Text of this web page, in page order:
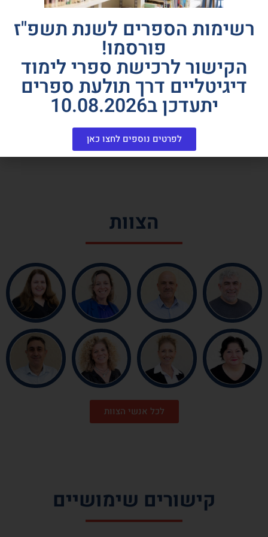
הצוות
לכל אנשי הצוות
קישורים שימושיים
רשימות הספרים לשנת תשפ"ז
פורסמו!
הקישור לרכישת ספרי לימוד
דיגיטליים דרך תולעת ספרים
יתעדכן ב10.08.2026
לפרטים נוספים לחצו כאן